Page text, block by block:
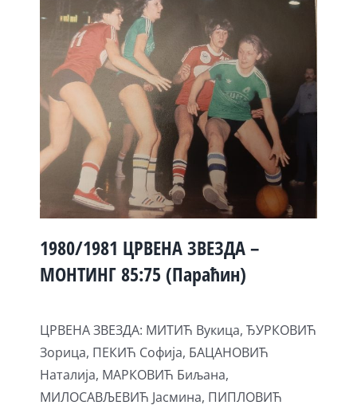
1980/1981 ЦРВЕНА ЗВЕЗДА –
МОНТИНГ 85:75 (Параћин)
ЦРВЕНА ЗВЕЗДА: МИТИЋ Вукица, ЂУРКОВИЋ
Зорица, ПЕКИЋ Софија, БАЦАНОВИЋ
Наталија, МАРКОВИЋ Биљана,
МИЛОСАВЉЕВИЋ Јасмина, ПИПЛОВИЋ